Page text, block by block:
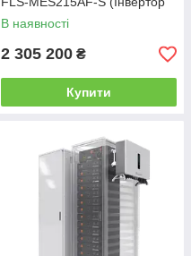
100 кВт / АКБ 215 кВт·год)
В наявності
2 305 200 ₴
Купити